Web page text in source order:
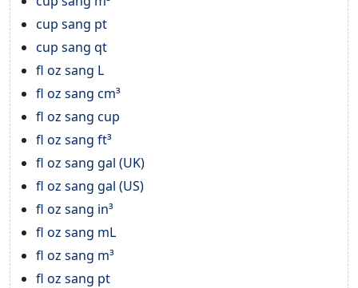
cup sang pt
cup sang qt
fl oz sang L
fl oz sang cm³
fl oz sang cup
fl oz sang ft³
fl oz sang gal (UK)
fl oz sang gal (US)
fl oz sang in³
fl oz sang mL
fl oz sang m³
fl oz sang pt